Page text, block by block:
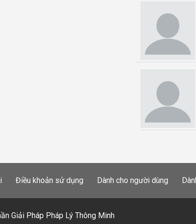
Điều khoản sử dụng Dành cho người dùng
Giải Pháp Pháp Lý Thông Minh